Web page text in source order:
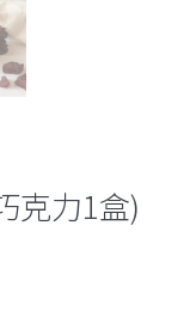
克力1盒)